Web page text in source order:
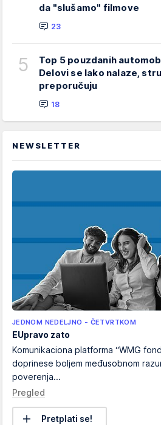
da "slušamo" filmove
23
5
Top 5 pouzdanih
Delovi se lako nalaze,
preporučuju
18
NEWSLETTER
JEDNOM NEDELJNO - ČETVRTKOM
EUpravo zato
Komunikaciona platforma “WMG
doprinese boljem međusobnom
poverenja...
Pregled
Pretplati se!